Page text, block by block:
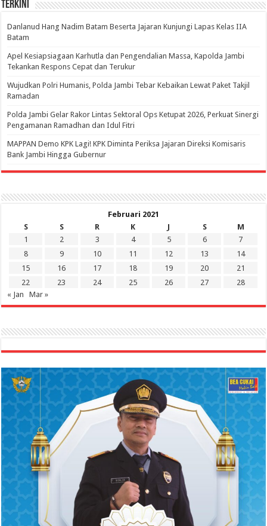
Terkini
Danlanud Hang Nadim Batam Beserta Jajaran Kunjungi Lapas Kelas IIA
Batam
Apel Kesiapsiagaan Karhutla dan Pengendalian Massa, Kapolda Jambi
Tekankan Respons Cepat dan Terukur
Wujudkan Polri Humanis, Polda Jambi Tebar Kebaikan Lewat Paket Takjil
Ramadan
Polda Jambi Gelar Rakor Lintas Sektoral Ops Ketupat 2026, Perkuat Sinergi
Pengamanan Ramadhan dan Idul Fitri
‎MAPPAN Demo KPK Lagi! KPK Diminta Periksa Jajaran Direksi Komisaris
Bank Jambi Hingga Gubernur ‎
Februari 2021
S
S R K J S
M
1
2 3 4 5 6
7
8
9 10 11 12 13
14
15
16 17 18 19 20
21
22
23 24 25 26 27
28
« Jan
Mar »